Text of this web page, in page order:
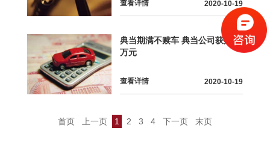
查看详情 2020-10-19
典当期满不赎车 典当公司获赔35
万元
查看详情 2020-10-19
首页 上一页 1 2 3 4 下一页 末页